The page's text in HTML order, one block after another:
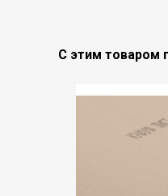
С этим товаром